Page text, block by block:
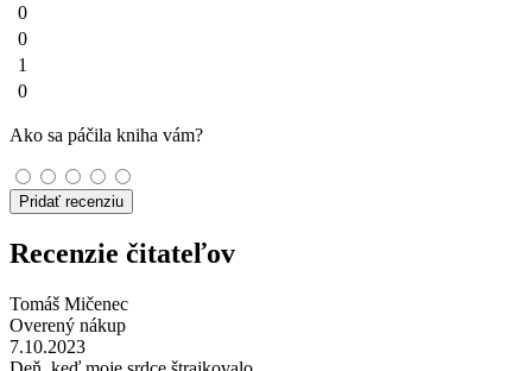
0
0
1
0
Ako sa páčila kniha vám?
Pridať recenziu
Recenzie čitateľov
Tomáš Mičenec
Overený nákup
7.10.2023